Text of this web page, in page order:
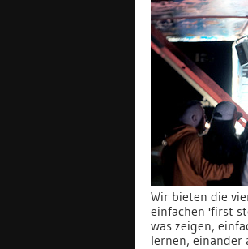
Wir bieten die
einfachen 'first
was zeigen,
lernen, einander